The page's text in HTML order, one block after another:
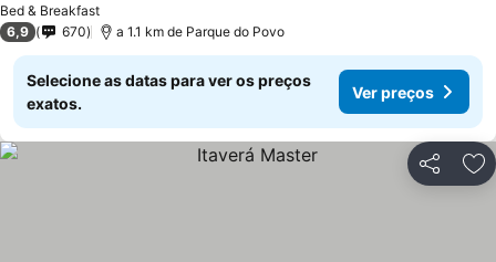
Bed & Breakfast
6,9 670 a 1.1 km de Parque do Povo
Selecione as datas para ver os preços
exatos.
Ver preços
Partilhar